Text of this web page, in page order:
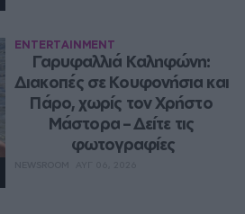
ENTERTAINMENT
Γαρυφαλλιά Καληφώνη:
Διακοπές σε Κουφονήσια και
Πάρο, χωρίς τον Χρήστο
Μάστορα – Δείτε τις
φωτογραφίες